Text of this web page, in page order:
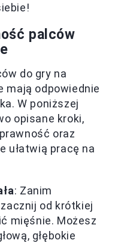
palców
do gry na
mają odpowiednie
W poniższej
opisane kroki,
oraz
ułatwią pracę na
: Zanim
od krótkiej
mięśnie. Możesz
głębokie